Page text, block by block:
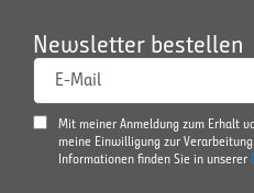
Newsletter bestellen
E-Mail
Mit meiner Anmeldung zum Erhalt
meine Einwilligung zur
Informationen finden Sie in unserer